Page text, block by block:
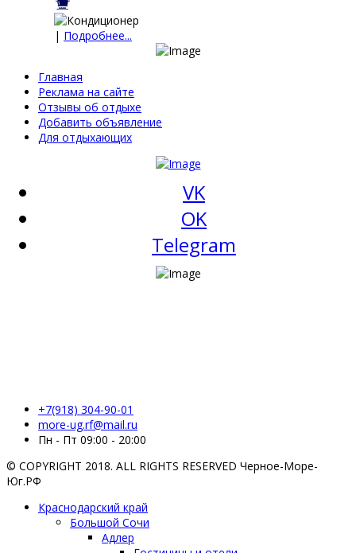
| Подробнее...
Главная
Реклама на сайте
Отзывы об отдыхе
Добавить объявление
Для отдыхающих
VK
OK
Telegram
+7(918) 304-90-01
more-ug.rf@mail.ru
Пн - Пт 09:00 - 20:00
© COPYRIGHT 2018. ALL RIGHTS RESERVED Черное-Море-
Юг.РФ
Краснодарский край
Большой Сочи
Адлер